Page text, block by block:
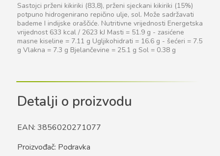
Sastojci prženi kikiriki (83,8), prženi sjeckani kikiriki (15%)
potpuno hidrogenirano repičino ulje, sol. Može sadržavati
bademe I indijske oraščiće. Nutritivne vrijednosti Energetska
vrijednost 633 kcal / 2623 kJ Masti = 51.9 g - zasićene
masne kiseline = 7.11 g Ugljikohidrati = 16.6 g - šećeri = 7.5
g Vlakna = 7.3 g Bjelančevine = 25.1 g Sol = 0.38 g
Detalji o proizvodu
EAN: 3856020271077
Proizvođač: Podravka